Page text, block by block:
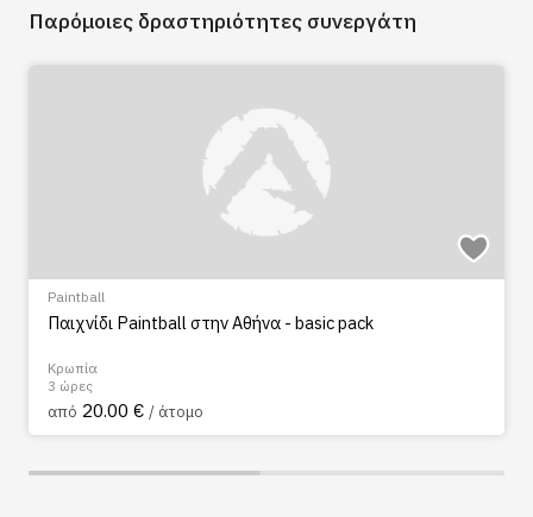
Παρόμοιες δραστηριότητες συνεργάτη
στην Αθήνα - basic pack
/ άτομο